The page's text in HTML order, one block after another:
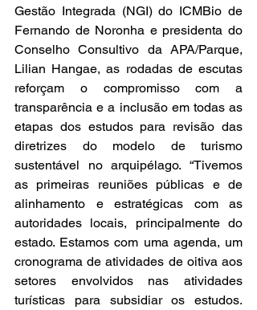
Gestão Integrada (NGI) do ICMBio de
Fernando de Noronha e presidenta do
Conselho Consultivo da APA/Parque,
Lilian Hangae, as rodadas de escutas
reforçam o compromisso com a
transparência e a inclusão em todas as
etapas dos estudos para revisão das
diretrizes do modelo de turismo
sustentável no arquipélago. “Tivemos
as primeiras reuniões públicas e de
alinhamento e estratégicas com as
autoridades locais, principalmente do
estado. Estamos com uma agenda, um
cronograma de atividades de oitiva aos
setores envolvidos nas atividades
turísticas para subsidiar os estudos.